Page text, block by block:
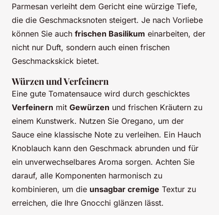
Parmesan verleiht dem Gericht eine würzige Tiefe,
die die Geschmacksnoten steigert. Je nach Vorliebe
können Sie auch frischen Basilikum einarbeiten, der
nicht nur Duft, sondern auch einen frischen
Geschmackskick bietet.
Würzen und Verfeinern
Eine gute Tomatensauce wird durch geschicktes
Verfeinern mit Gewürzen und frischen Kräutern zu
einem Kunstwerk. Nutzen Sie Oregano, um der
Sauce eine klassische Note zu verleihen. Ein Hauch
Knoblauch kann den Geschmack abrunden und für
ein unverwechselbares Aroma sorgen. Achten Sie
darauf, alle Komponenten harmonisch zu
kombinieren, um die unsagbar cremige Textur zu
erreichen, die Ihre Gnocchi glänzen lässt.